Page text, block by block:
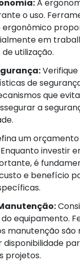
A
o uso.
ergonômico
em
utilização.
de
que
a
um
investir
é
e benefício
equipamento.
manutenção são
projetos.